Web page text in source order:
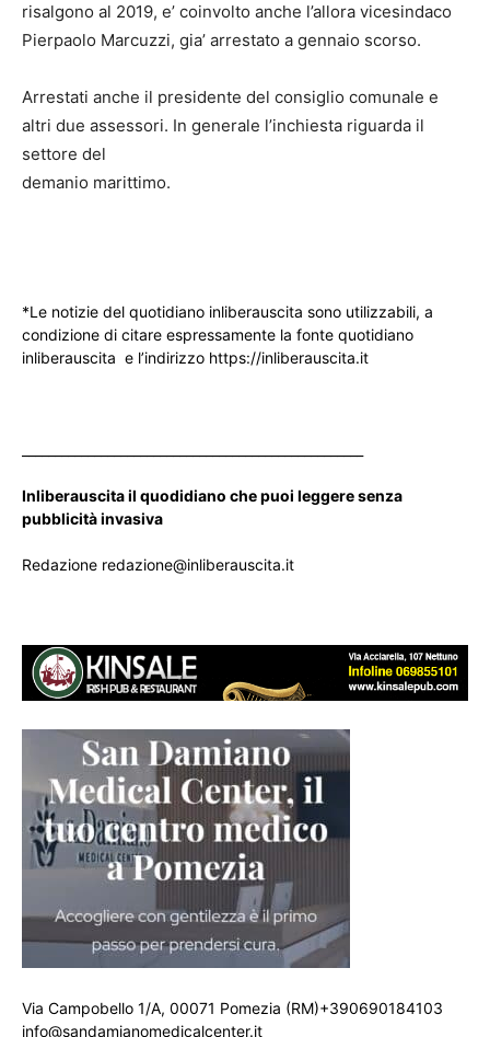
risalgono al 2019, e’ coinvolto anche l’allora vicesindaco
Pierpaolo Marcuzzi, gia’ arrestato a gennaio scorso.
Arrestati anche il presidente del consiglio comunale e
altri due assessori. In generale l’inchiesta riguarda il
settore del
demanio marittimo.
*Le notizie del quotidiano inliberauscita sono utilizzabili, a
condizione di citare espressamente la fonte quotidiano
inliberauscita e l’indirizzo https://inliberauscita.it
Inliberauscita il quodidiano che puoi leggere senza
pubblicità invasiva
Redazione redazione@inliberauscita.it
Via Campobello 1/A, 00071 Pomezia (RM)+390690184103
info@sandamianomedicalcenter.it